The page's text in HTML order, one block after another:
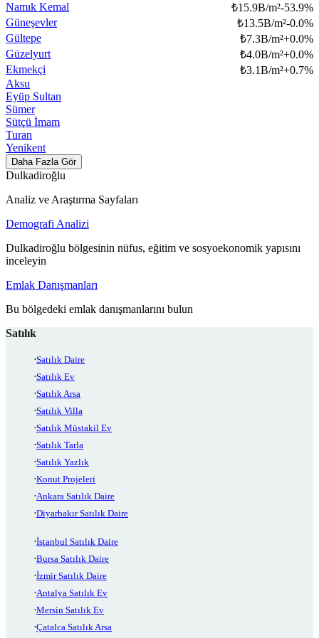
Namık Kemal
₺15.9B/m²-53.9%
Güneşevler
₺13.5B/m²-0.0%
Gültepe
₺7.3B/m²+0.0%
Güzelyurt
₺4.0B/m²+0.0%
Ekmekçi
₺3.1B/m²+0.7%
Aksu
Eyüp Sultan
Sümer
Sütçü İmam
Turan
Yenikent
Daha Fazla Gör
Dulkadiroğlu
Analiz ve Araştırma Sayfaları
Demografi Analizi
Dulkadiroğlu bölgesinin nüfus, eğitim ve sosyoekonomik yapısını
inceleyin
Emlak Danışmanları
Bu bölgedeki emlak danışmanlarını bulun
Satılık
Satılık Daire
Satılık Ev
Satılık Arsa
Satılık Villa
Satılık Müstakil Ev
Satılık Tarla
Satılık Yazlık
Konut Projeleri
Ankara Satılık Daire
Diyarbakır Satılık Daire
İstanbul Satılık Daire
Bursa Satılık Daire
İzmir Satılık Daire
Antalya Satılık Ev
Mersin Satılık Ev
Çatalca Satılık Arsa